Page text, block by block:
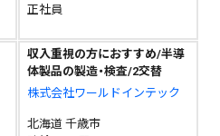
正社員
収入重視の方におすすめ/半導
体製品の製造・検査/2交替
株式会社ワールドインテック
北海道 千歳市